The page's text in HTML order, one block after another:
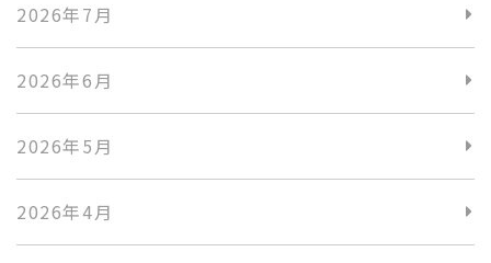
2026年7月
2026年6月
2026年5月
2026年4月